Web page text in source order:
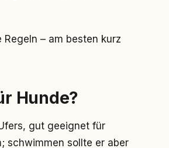
– am besten kurz
Hunde?
gut geeignet für
schwimmen sollte er aber